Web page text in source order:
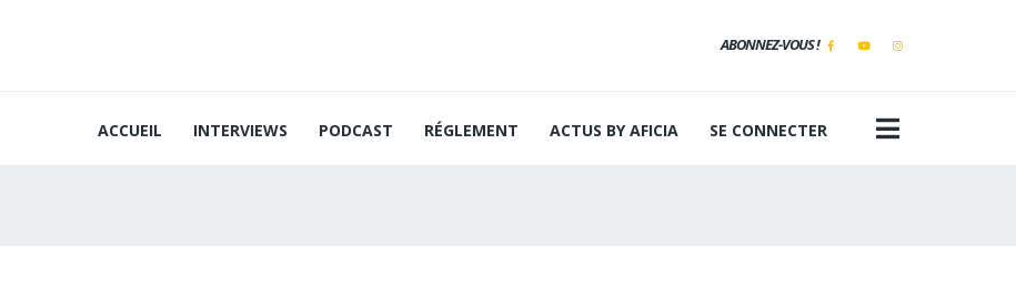
ABONNEZ-VOUS !
ACCUEIL INTERVIEWS PODCAST RÉGLEMENT ACTUS BY AFICIA SE CONNECTER